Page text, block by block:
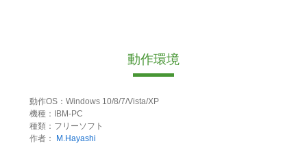
動作環境
動作OS：Windows 10/8/7/Vista/XP
機種：IBM-PC
種類：フリーソフト
作者：
M.Hayashi